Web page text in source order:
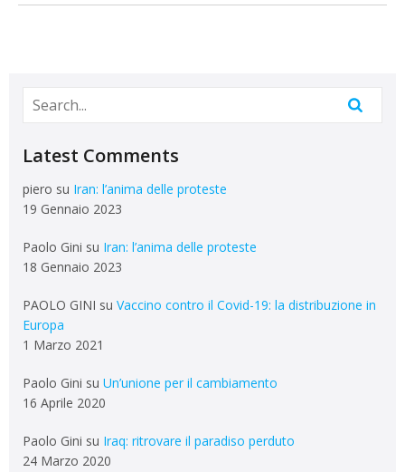
Latest Comments
piero su Iran: l’anima delle proteste
19 Gennaio 2023
Paolo Gini su Iran: l’anima delle proteste
18 Gennaio 2023
PAOLO GINI su Vaccino contro il Covid-19: la distribuzione in
Europa
1 Marzo 2021
Paolo Gini su Un’unione per il cambiamento
16 Aprile 2020
Paolo Gini su Iraq: ritrovare il paradiso perduto
24 Marzo 2020